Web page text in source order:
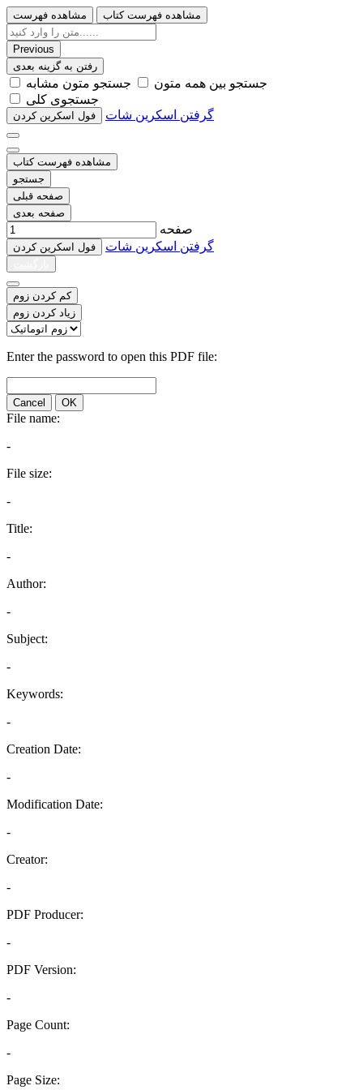
مشاهده فهرست مشاهده فهرست کتاب
Previous
رفتن به گزینه بعدی
ﺟﺴﺘﺠﻮ ﺑﯿﻦ ﻫﻤﻪ ﻣﺘﻮﻥ
ﺟﺴﺘﺠﻮ ﻣﺘﻮﻥ ﻣﺸﺎﺑﻪ
ﺟﺴﺘﺠﻮﯼ ﮐﻠﯽ
ﻓﻮﻝ اﺳﮑﺮﯾﻦ ﮐﺮﺩﻥ گرفتن اسکرین شات
مشاهده فهرست کتاب
جستجو
صفحه قبلی
صفحه بعدی
صفحه
ﻓﻮﻝ اﺳﮑﺮﯾﻦ ﮐﺮﺩﻥ گرفتن اسکرین شات
کم کردن زوم
زیاد کردن زوم
Enter the password to open this PDF file:
Cancel OK
File name:
-
File size:
-
Title:
-
Author:
-
Subject:
-
Keywords:
-
Creation Date:
-
Modification Date:
-
Creator:
-
PDF Producer:
-
PDF Version:
-
Page Count:
-
Page Size: